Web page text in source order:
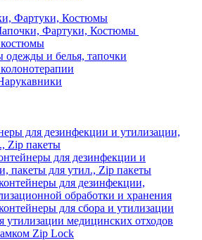
Фартуки, Костюмы
Фартуки, Костюмы
одежды и белья, тапочки
для дезинфекции и утилизации,
Zip пакеты
для дезинфекции и
пакеты для утил., Zip пакеты
для дезинфекции,
обработки и хранения
для сбора и утилизации
утилизации медицинских отходов
Zip Lock